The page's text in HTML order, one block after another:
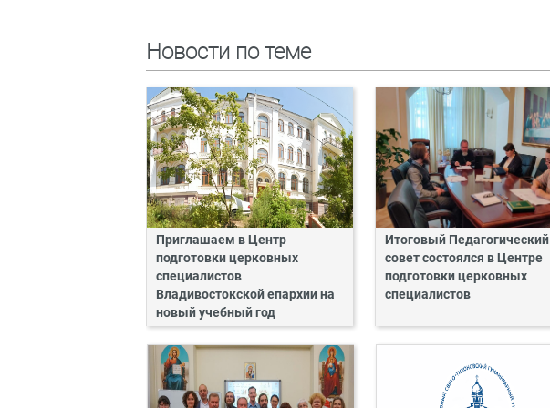
Новости по теме
Приглашаем в Центр
подготовки церковных
специалистов
Владивостокской епархии на
новый учебный год
Итоговый Педагогический
совет состоялся в Центре
подготовки церковных
специалистов